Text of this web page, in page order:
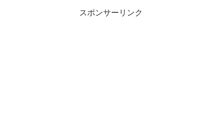
スポンサーリンク